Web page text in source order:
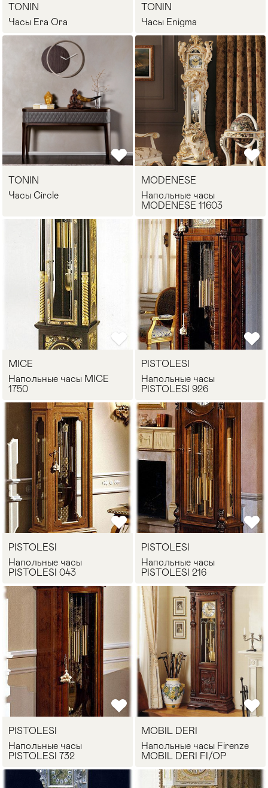
TONIN
Часы Era Ora
TONIN
Часы Enigma
TONIN
Часы Circle
MODENESE
Напольные часы
MODENESE 11603
MICE
Напольные часы MICE
1750
PISTOLESI
Напольные часы
PISTOLESI 926
PISTOLESI
Напольные часы
PISTOLESI 043
PISTOLESI
Напольные часы
PISTOLESI 216
PISTOLESI
Напольные часы
PISTOLESI 732
MOBIL DERI
Напольные часы Firenze
MOBIL DERI FI/OP